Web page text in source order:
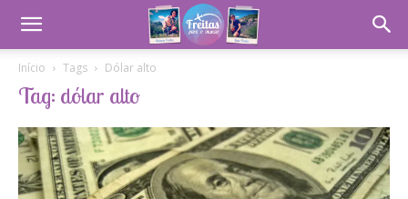
Início Tags Dólar alto
Tag: dólar alto